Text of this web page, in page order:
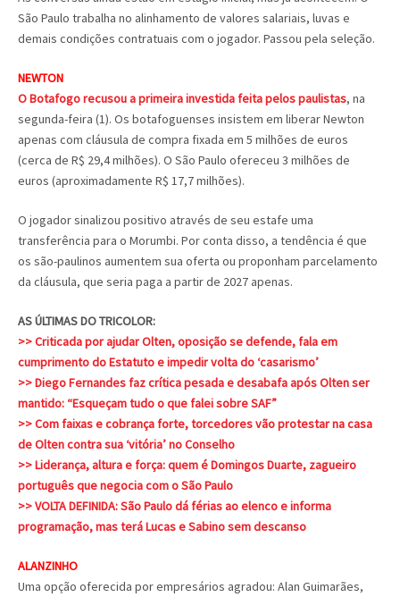
São Paulo trabalha no alinhamento de valores salariais, luvas e
demais condições contratuais com o jogador. Passou pela seleção.
NEWTON
O Botafogo recusou a primeira investida feita pelos paulistas, na
segunda-feira (1). Os botafoguenses insistem em liberar Newton
apenas com cláusula de compra fixada em 5 milhões de euros
(cerca de R$ 29,4 milhões). O São Paulo ofereceu 3 milhões de
euros (aproximadamente R$ 17,7 milhões).
O jogador sinalizou positivo através de seu estafe uma
transferência para o Morumbi. Por conta disso, a tendência é que
os são-paulinos aumentem sua oferta ou proponham parcelamento
da cláusula, que seria paga a partir de 2027 apenas.
AS ÚLTIMAS DO TRICOLOR:
>> Criticada por ajudar Olten, oposição se defende, fala em
cumprimento do Estatuto e impedir volta do ‘casarismo’
>> Diego Fernandes faz crítica pesada e desabafa após Olten ser
mantido: “Esqueçam tudo o que falei sobre SAF”
>> Com faixas e cobrança forte, torcedores vão protestar na casa
de Olten contra sua ‘vitória’ no Conselho
>> Liderança, altura e força: quem é Domingos Duarte, zagueiro
português que negocia com o São Paulo
>> VOLTA DEFINIDA: São Paulo dá férias ao elenco e informa
programação, mas terá Lucas e Sabino sem descanso
ALANZINHO
Uma opção oferecida por empresários agradou: Alan Guimarães,